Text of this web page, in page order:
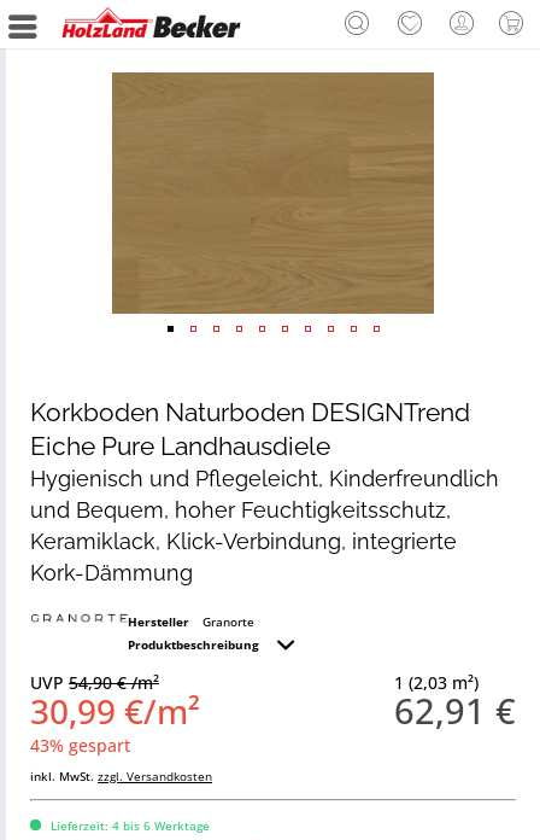
Korkboden Naturboden DESIGNTrend
Eiche Pure Landhausdiele
Hygienisch und Pflegeleicht, Kinderfreundlich
und Bequem, hoher Feuchtigkeitsschutz,
Keramiklack, Klick-Verbindung, integrierte
Kork-Dämmung
Hersteller
Granorte
Produktbeschreibung
1 (2,03 m²)
62,91 €
UVP 54,90 € /m²
30,99 €/m²
43% gespart
inkl. MwSt. zzgl. Versandkosten
Lieferzeit: 4 bis 6 Werktage